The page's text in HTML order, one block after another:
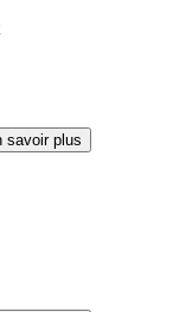
savoir plus